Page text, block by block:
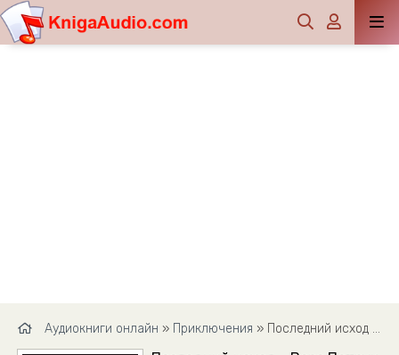
Аудиокниги онлайн » Приключения » Последний исход - Вера Петрук